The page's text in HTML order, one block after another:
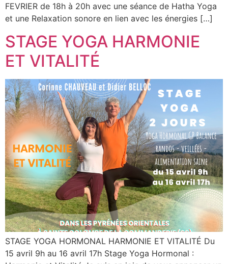
FEVRIER de 18h à 20h avec une séance de Hatha Yoga
et une Relaxation sonore en lien avec les énergies […]
STAGE YOGA HARMONIE
ET VITALITÉ
STAGE YOGA HORMONAL HARMONIE ET VITALITÉ Du
15 avril 9h au 16 avril 17h Stage Yoga Hormonal :